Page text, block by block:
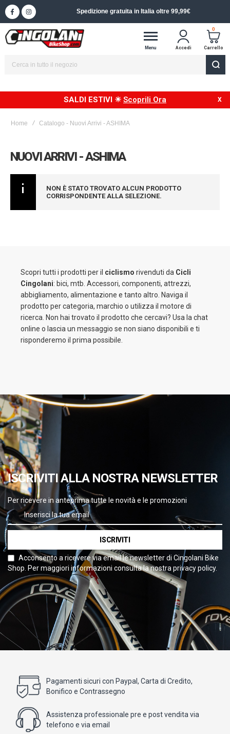
Spedizione gratuita in Italia oltre 99,99€
Menu Accedi
0
Carrello
SALDI ESTIVI ☀ Scoprili Ora
Home Catalogo - Nuovi Arrivi - ASHIMA
NUOVI ARRIVI - ASHIMA
NON È STATO TROVATO ALCUN PRODOTTO
CORRISPONDENTE ALLA SELEZIONE.
Scopri tutti i prodotti per il ciclismo rivenduti da Cicli
Cingolani: bici, mtb. Accessori, componenti, attrezzi,
abbigliamento, alimentazione e tanto altro. Naviga il
prodotto per categoria, marchio o utilizza il motore di
ricerca. Non hai trovato il prodotto che cercavi? Usa la chat
online o lascia un messaggio se non siano disponibili e ti
risponderemo il prima possibile.
ISCRIVITI ALLA NOSTRA NEWSLETTER
Per ricevere in anteprima tutte le novità e le promozioni
ISCRIVITI
Acconsento a ricevere via email le newsletter di Cingolani Bike
Shop. Per maggiori informazioni consulta la nostra privacy policy.
Pagamenti sicuri con Paypal, Carta di Credito,
Bonifico e Contrassegno
Assistenza professionale pre e post vendita via
telefono e via email